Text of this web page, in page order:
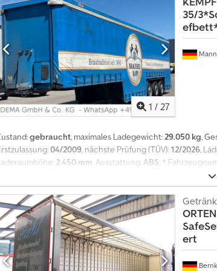
1 / 27
35/
gebraucht, maximales Ladegewicht:29.050 kg,
04/2009, nächste Prüfung (TÜV):12/2026,
2.450 mm, Ausstattung: ABS, *
* ABS * Alufelgen * Hebe-Senk-
1. Achse 385/55R22,5 * Reifen-2. Achse 385/55R22,5
* Tüv 12-2026 Cjdpfjy Upbgjx Aipsrf Verkauf eines
an Gewerbetreibende oder für
Garantie oder Gewährleistung. Nachträgliche
erwünscht. Keine Gewähr für Funktion von
Werbebeschriftungen auf Fotos.Irrtümer,
Griechisch, Russisch, Kroatisch, Italienisch,
ORTEN
ert